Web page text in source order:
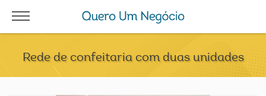
Rede de confeitaria com duas unidades